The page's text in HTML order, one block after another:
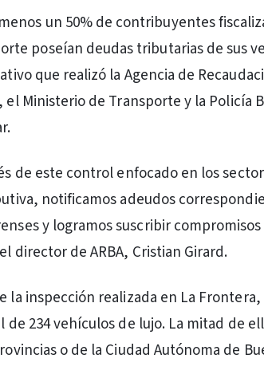
un 50% de contribuyentes
poseían deudas tributarias de sus
que realizó la Agencia de
el Ministerio de Transporte y la Policía
de este control enfocado en los
notificamos adeudos
y logramos suscribir
director de ARBA, Cristian Girard.
la inspección realizada en La
de 234 vehículos de lujo. La mitad de
o de la Ciudad Autónoma de